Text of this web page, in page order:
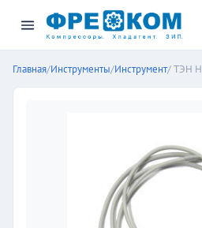
Главная/Инструменты/Инструмент/ ТЭН